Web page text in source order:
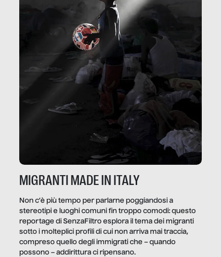
MIGRANTI MADE IN ITALY
Non c’è più tempo per parlarne poggiandosi a
stereotipi e luoghi comuni fin troppo comodi: questo
reportage di SenzaFiltro esplora il tema dei migranti
sotto i molteplici profili di cui non arriva mai traccia,
compreso quello degli immigrati che – quando
possono – addirittura ci ripensano.